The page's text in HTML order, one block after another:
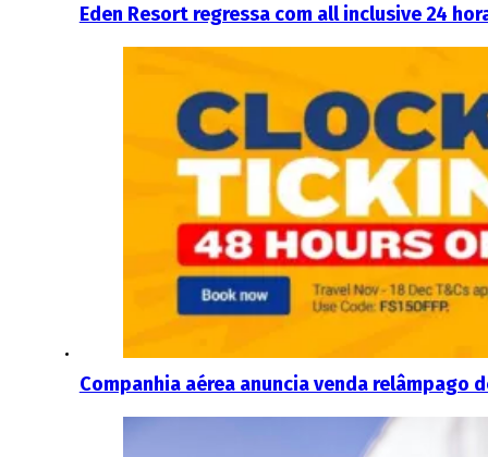
Eden Resort regressa com all inclusive 24
Companhia aérea anuncia venda relâmpago